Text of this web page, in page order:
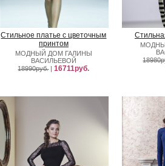
Стильное платье с цветочным
принтом
МОДНЫЙ ДОМ ГАЛИНЫ
ВАСИЛЬЕВОЙ
18990руб.|16711руб.